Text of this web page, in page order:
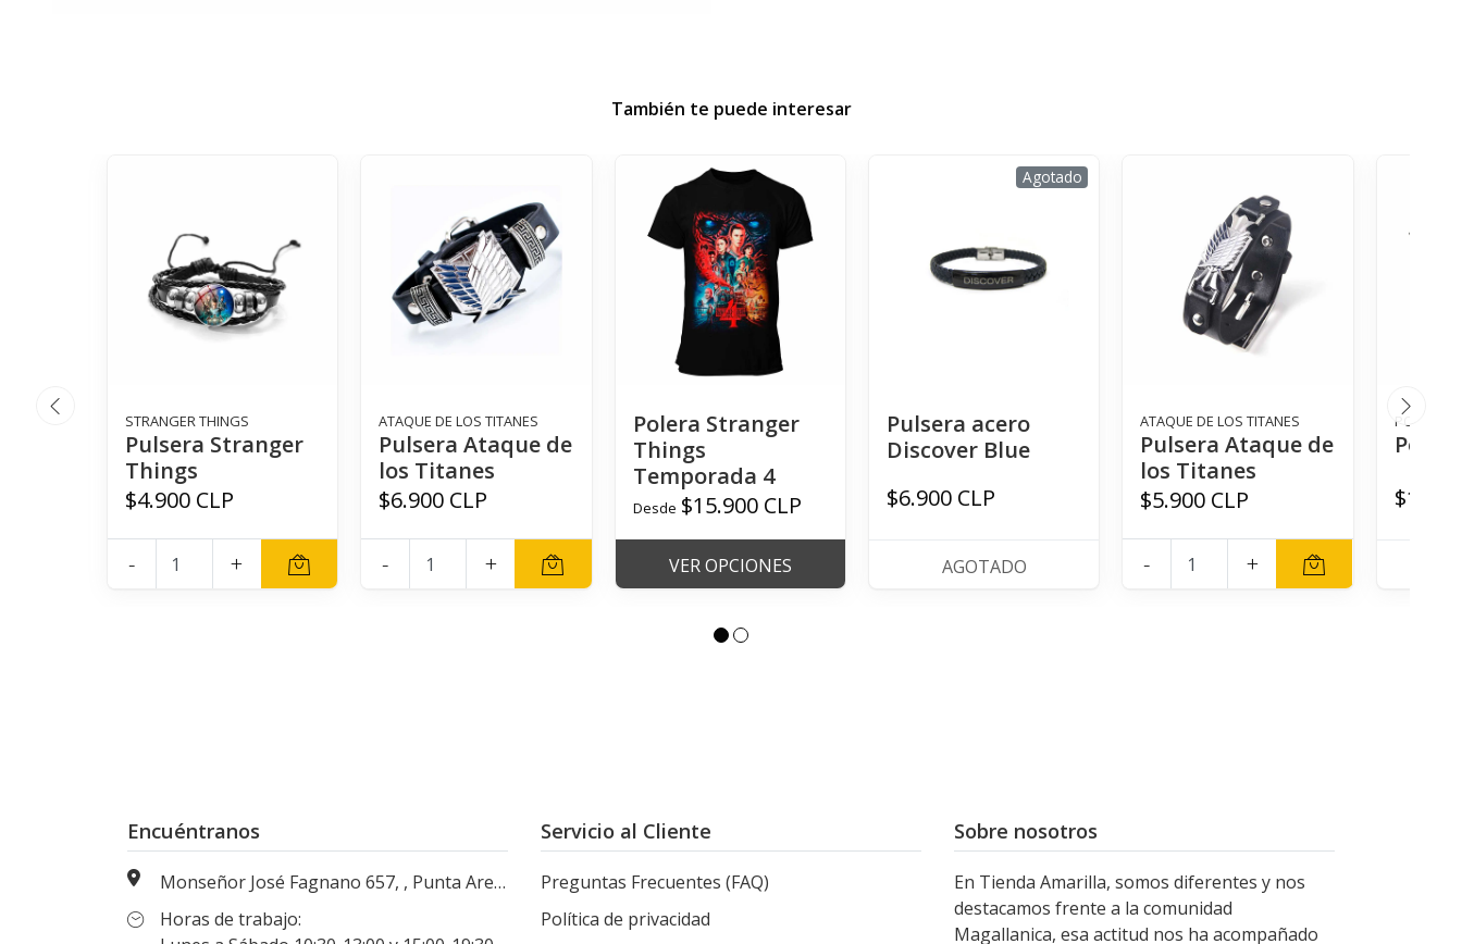
También te puede interesar
STRANGER THINGS
Pulsera Stranger
Things
$4.900 CLP
- +
ATAQUE DE LOS TITANES
Pulsera Ataque de
los Titanes
$6.900 CLP
- +
Polera Stranger
Things
Temporada 4
Desde $15.900 CLP
VER OPCIONES
Agotado
Pulsera acero
Discover Blue
$6.900 CLP
AGOTADO
ATAQUE DE LOS TITANES
Pulsera Ataque de
los Titanes
$5.900 CLP
- +
Encuéntranos
Monseñor José Fagnano 657, , Punta Arenas, Magallanes, Chile
Horas de trabajo:
Servicio al Cliente
Preguntas Frecuentes (FAQ)
Política de privacidad
Sobre nosotros
En Tienda Amarilla, somos diferentes y nos
destacamos frente a la comunidad
Magallanica, esa actitud nos ha acompañado